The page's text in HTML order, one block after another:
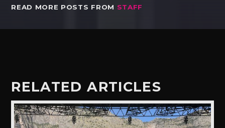
READ MORE POSTS FROM STAFF
RELATED ARTICLES